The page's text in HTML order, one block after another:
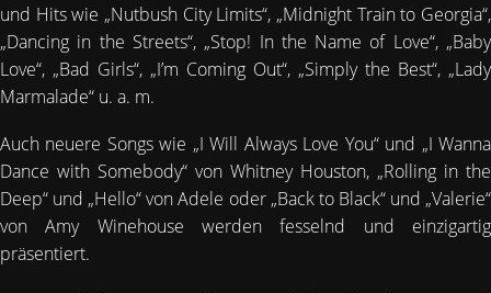
und Hits wie „Nutbush City Limits“, „Midnight Train to Georgia“,
„Dancing in the Streets“, „Stop! In the Name of Love“, „Baby
Love“, „Bad Girls“, „I’m Coming Out“, „Simply the Best“, „Lady
Marmalade“ u. a. m.
Auch neuere Songs wie „I Will Always Love You“ und „I Wanna
Dance with Somebody“ von Whitney Houston, „Rolling in the
Deep“ und „Hello“ von Adele oder „Back to Black“ und „Valerie“
von Amy Winehouse werden fesselnd und einzigartig
präsentiert.